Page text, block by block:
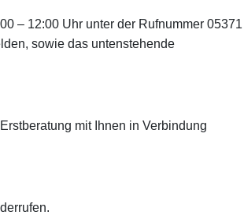
– 12:00 Uhr unter der Rufnummer 05371
sowie das untenstehende
mit Ihnen in Verbindung